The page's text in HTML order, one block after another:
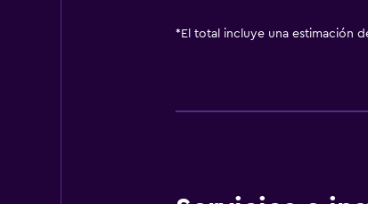
* El total incluye una estimación